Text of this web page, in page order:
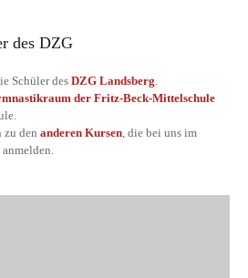
des DZG
Schüler des DZG Landsberg.
der Fritz-Beck-Mittelschule
zu den anderen Kursen, die bei uns im